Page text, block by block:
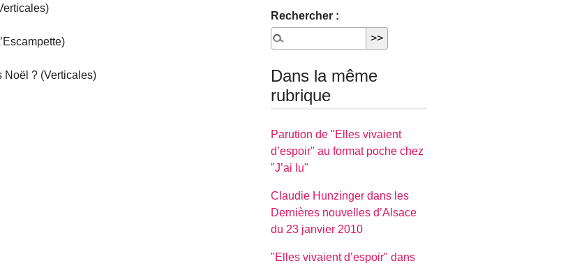
Noël ? (Verticales)
Rechercher :
Dans la même
rubrique
Parution de "Elles vivaient
d’espoir" au format poche chez
"J’ai lu"
Claudie Hunzinger dans les
Dernières nouvelles d’Alsace
du 23 janvier 2010
"Elles vivaient d’espoir" dans